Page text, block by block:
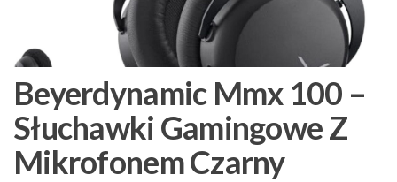
Beyerdynamic Mmx 100 –
Słuchawki Gamingowe Z
Mikrofonem Czarny